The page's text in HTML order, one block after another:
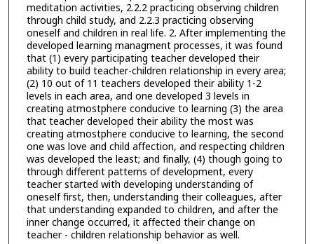
meditation activities, 2.2.2 practicing observing children
through child study, and 2.2.3 practicing observing
oneself and children in real life. 2. After implementing the
developed learning managment processes, it was found
that (1) every participating teacher developed their
ability to build teacher-children relationship in every area;
(2) 10 out of 11 teachers developed their ability 1-2
levels in each area, and one developed 3 levels in
creating atmostphere conducive to learning (3) the area
that teacher developed their ability the most was
creating atmostphere conducive to learning, the second
one was love and child affection, and respecting children
was developed the least; and finally, (4) though going to
through different patterns of development, every
teacher started with developing understanding of
oneself first, then, understanding their colleagues, after
that understanding expanded to children, and after the
inner change occurred, it affected their change on
teacher - children relationship behavior as well.